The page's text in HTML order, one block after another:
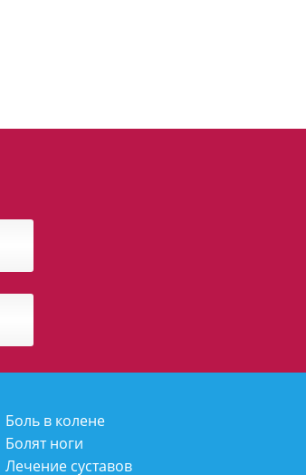
Боль в колене
Болят ноги
Лечение суставов